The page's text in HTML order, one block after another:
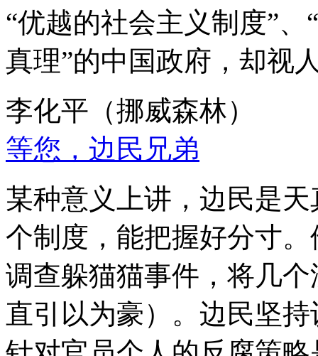
“优越的社会主义制度”
真理”的中国政府，却视
李化平（挪威森林）
等您，边民兄弟
某种意义上讲，边民是
个制度，能把握好分寸
调查躲猫猫事件，将几
直引以为豪）。边民坚